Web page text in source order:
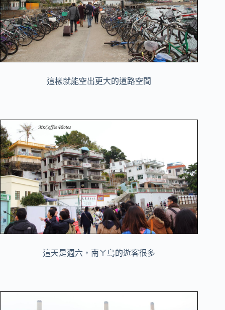
這樣就能空出更大的道路空間
這天是週六，南ㄚ島的遊客很多